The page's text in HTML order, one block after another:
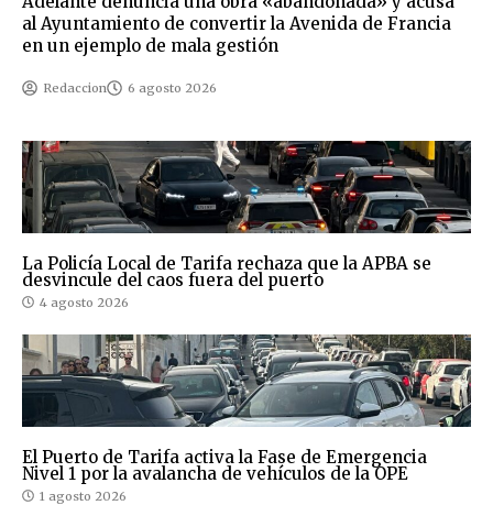
al Ayuntamiento de convertir la Avenida de Francia
en un ejemplo de mala gestión
Redaccion 6 agosto 2026
La Policía Local de Tarifa rechaza que la APBA se
desvincule del caos fuera del puerto
4 agosto 2026
El Puerto de Tarifa activa la Fase de Emergencia
Nivel 1 por la avalancha de vehículos de la OPE
1 agosto 2026